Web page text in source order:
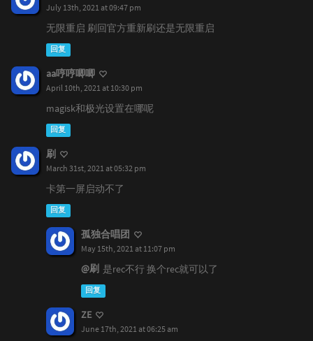
July 13th, 2021 at 09:47 pm
无限重启 刷回官方重新刷还是无限重启
回复
aa哼哼唧唧
April 10th, 2021 at 10:30 pm
magisk和极光设置在哪呢
回复
刷
March 31st, 2021 at 05:32 pm
卡第一屏启动不了
回复
孤独合唱团
May 15th, 2021 at 11:07 pm
@刷 是rec不行 换个rec就可以了
回复
ZE
June 17th, 2021 at 06:25 am